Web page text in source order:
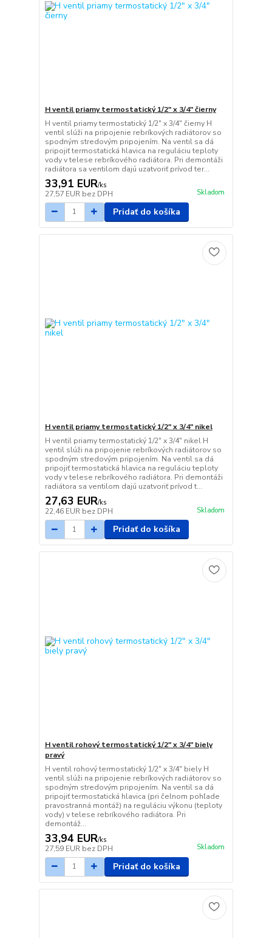
H ventil priamy termostatický 1/2" x 3/4" čierny
H ventil priamy termostatický 1/2" x 3/4" čierny H
ventil slúži na pripojenie rebríkových radiátorov so
spodným stredovým pripojením. Na ventil sa dá
pripojiť termostatická hlavica na reguláciu teploty
vody v telese rebríkového radiátora. Pri demontáži
radiátora sa ventilom dajú uzatvoriť prívod ter...
33,91 EUR/ks
27,57 EUR bez DPH Skladom
Pridať do košíka
H ventil priamy termostatický 1/2" x 3/4" nikel
H ventil priamy termostatický 1/2" x 3/4" nikel H
ventil slúži na pripojenie rebríkových radiátorov so
spodným stredovým pripojením. Na ventil sa dá
pripojiť termostatická hlavica na reguláciu teploty
vody v telese rebríkového radiátora. Pri demontáži
radiátora sa ventilom dajú uzatvoriť prívod t...
27,63 EUR/ks
22,46 EUR bez DPH Skladom
Pridať do košíka
H ventil rohový termostatický 1/2" x 3/4" biely
pravý
H ventil rohový termostatický 1/2" x 3/4" biely H
ventil slúži na pripojenie rebríkových radiátorov so
spodným stredovým pripojením. Na ventil sa dá
pripojiť termostatická hlavica (pri čelnom pohľade
pravostranná montáž) na reguláciu výkonu (teploty
vody) v telese rebríkového radiátora. Pri
demontáž...
33,94 EUR/ks
27,59 EUR bez DPH Skladom
Pridať do košíka